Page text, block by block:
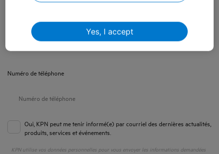
Nom de la société *
Numéro de téléphone
Oui, KPN peut me tenir informé(e) par courriel des dernières actualités,
produits, services et événements.
KPN utilise vos données personnelles pour vous envoyer les informations demandées
Yes, I accept